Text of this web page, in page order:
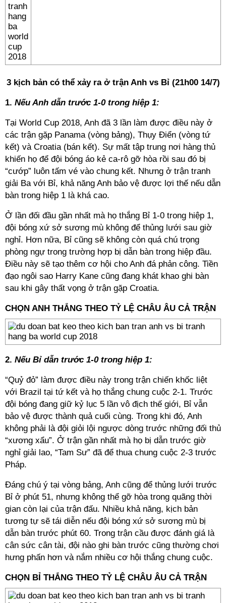
3 kịch bản có thể xảy ra ở trận Anh vs Bỉ (21h00 14/7)
1. Nếu Anh dẫn trước 1-0 trong hiệp 1:
Tại World Cup 2018, Anh đã 3 lần làm được điều này ở
các trận gặp Panama (vòng bảng), Thụy Điển (vòng tứ
kết) và Croatia (bán kết). Sự mất tập trung nơi hàng thủ
khiến họ để đội bóng áo kẻ ca-rô gỡ hòa rồi sau đó bị
“cướp” luôn tấm vé vào chung kết. Nhưng ở trận tranh
giải Ba với Bỉ, khả năng Anh bảo vệ được lợi thế nếu dẫn
bàn trong hiệp 1 là khá cao.
Ở lần đối đầu gần nhất mà họ thắng Bỉ 1-0 trong hiệp 1,
đội bóng xứ sở sương mù không để thủng lưới sau giờ
nghỉ. Hơn nữa, Bỉ cũng sẽ không còn quá chú trọng
phòng ngự trong trường hợp bị dẫn bàn trong hiệp đầu.
Điều này sẽ tạo thêm cơ hội cho Anh đá phản công. Tiền
đạo ngôi sao Harry Kane cũng đang khát khao ghi bàn
sau khi gây thất vọng ở trận gặp Croatia.
CHỌN ANH THẮNG THEO TỶ LỆ CHÂU ÂU CẢ TRẬN
2. Nếu Bỉ dẫn trước 1-0 trong hiệp 1:
“Quỷ đỏ” làm được điều này trong trận chiến khốc liệt
với Brazil tại tứ kết và họ thắng chung cuộc 2-1. Trước
đội bóng đang giữ kỷ lục 5 lần vô địch thế giới, Bỉ vẫn
bảo vệ được thành quả cuối cùng. Trong khi đó, Anh
không phải là đội giỏi lội ngược dòng trước những đối thủ
“xương xẩu”. Ở trận gần nhất mà họ bị dẫn trước giờ
nghỉ giải lao, “Tam Sư” đã để thua chung cuộc 2-3 trước
Pháp.
Đáng chú ý tại vòng bảng, Anh cũng để thủng lưới trước
Bỉ ở phút 51, nhưng không thể gỡ hòa trong quãng thời
gian còn lại của trận đấu. Nhiều khả năng, kịch bản
tương tự sẽ tái diễn nếu đội bóng xứ sở sương mù bị
dẫn bàn trước phút 60. Trong trận cầu được đánh giá là
cân sức cân tài, đội nào ghi bàn trước cũng thường chơi
hưng phấn hơn và nắm nhiều cơ hội thắng chung cuộc.
CHỌN BỈ THẮNG THEO TỶ LỆ CHÂU ÂU CẢ TRẬN